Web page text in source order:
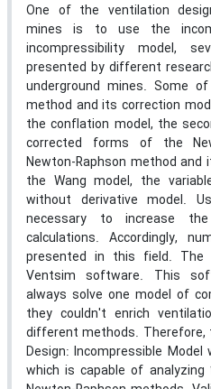
One of the ventilation
mines is to use the
incompressibility model,
presented by different
underground mines. Some
method and its correction
the conflation model, the
corrected forms of the
Newton-Raphson method
the Wang model, the
without derivative model.
necessary to increase
calculations. Accordingly,
presented in this field.
Ventsim software. This
always solve one model of
they couldn't enrich
different methods.
Design: Incompressible
which is capable of analyzing